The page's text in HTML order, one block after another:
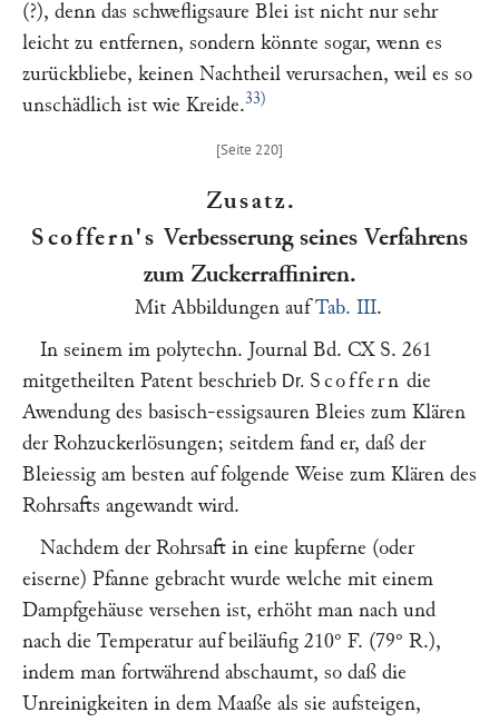
(?), denn das schwefligsaure Blei ist nicht nur sehr
leicht zu entfernen, sondern könnte sogar, wenn es
zurückbliebe, keinen Nachtheil verursachen, weil es so
unschädlich ist wie Kreide.33)
Zusatz.
Scoffern's Verbesserung seines Verfahrens
zum Zuckerraffiniren.
Mit Abbildungen aufTab. III.
In seinem im polytechn. Journal Bd. CX S. 261
mitgetheilten Patent beschrieb Dr. Scoffern die
Awendung des basisch-essigsauren Bleies zum Klären
der Rohzuckerlösungen; seitdem fand er, daß der
Bleiessig am besten auf folgende Weise zum Klären des
Rohrsafts angewandt wird.
Nachdem der Rohrsaft in eine kupferne (oder
eiserne) Pfanne gebracht wurde welche mit einem
Dampfgehäuse versehen ist, erhöht man nach und
nach die Temperatur auf beiläufig 210° F. (79° R.),
indem man fortwährend abschaumt, so daß die
Unreinigkeiten in dem Maaße als sie aufsteigen,